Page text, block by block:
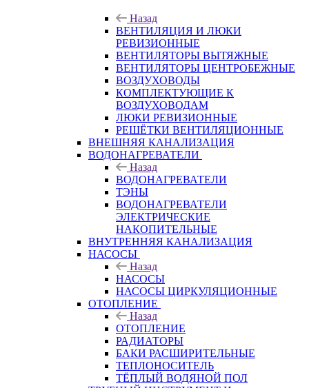
Назад
ВЕНТИЛЯЦИЯ И ЛЮКИ
РЕВИЗИОННЫЕ
ВЕНТИЛЯТОРЫ ВЫТЯЖНЫЕ
ВЕНТИЛЯТОРЫ ЦЕНТРОБЕЖНЫЕ
ВОЗДУХОВОДЫ
КОМПЛЕКТУЮЩИЕ К
ВОЗДУХОВОДАМ
ЛЮКИ РЕВИЗИОННЫЕ
РЕШЁТКИ ВЕНТИЛЯЦИОННЫЕ
ВНЕШНЯЯ КАНАЛИЗАЦИЯ
ВОДОНАГРЕВАТЕЛИ
Назад
ВОДОНАГРЕВАТЕЛИ
ТЭНЫ
ВОДОНАГРЕВАТЕЛИ
ЭЛЕКТРИЧЕСКИЕ
НАКОПИТЕЛЬНЫЕ
ВНУТРЕННЯЯ КАНАЛИЗАЦИЯ
НАСОСЫ
Назад
НАСОСЫ
НАСОСЫ ЦИРКУЛЯЦИОННЫЕ
ОТОПЛЕНИЕ
Назад
ОТОПЛЕНИЕ
РАДИАТОРЫ
БАКИ РАСШИРИТЕЛЬНЫЕ
ТЕПЛОНОСИТЕЛЬ
ТЁПЛЫЙ ВОДЯНОЙ ПОЛ